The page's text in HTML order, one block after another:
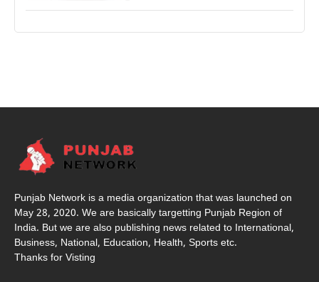
Punjab Network is a media organization that was launched on
May 28, 2020. We are basically targetting Punjab Region of
India. But we are also publishing news related to International,
Business, National, Education, Health, Sports etc.
Thanks for Visting